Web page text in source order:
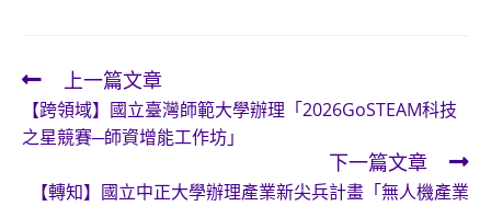
Read
more
articles
上一篇文章
【跨領域】國立臺灣師範大學辦理「2026GoSTEAM科技
之星競賽─師資增能工作坊」
下一篇文章
【轉知】國立中正大學辦理產業新尖兵計畫「無人機產業